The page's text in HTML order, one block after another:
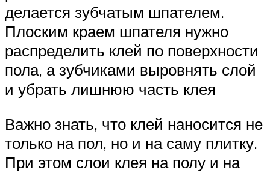
делается зубчатым шпателем.
Плоским краем шпателя нужно
распределить клей по поверхности
пола, а зубчиками выровнять слой
и убрать лишнюю часть клея
Важно знать, что клей наносится не
только на пол, но и на саму плитку.
При этом слои клея на полу и на